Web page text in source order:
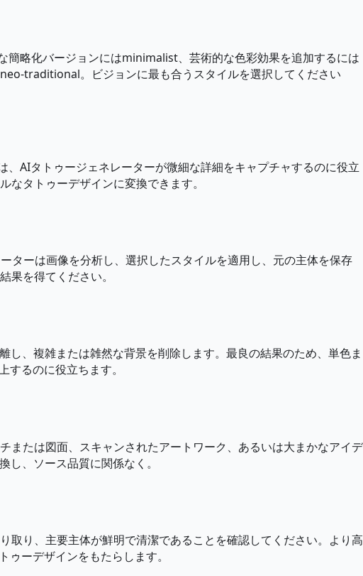
略化バージョンにはminimalist、芸術的な色彩効果を追加するには
traditional。ビジョンに最も合うスタイルを選択してください
AIタトゥージェネレーターが微細な詳細をキャプチャするのに役立
タトゥーデザインに変換できます。
ーは画像を分析し、選択したスタイルを適用し、元の主体を保存
果を得てください。
、複雑または雑然な背景を削除します。最良の結果のため、単色ま
るのに役立ちます。
または図面、スキャンされたアートワーク、あるいは大まかなアイデ
、ソース品質に関係なく。
り、主要主体が鮮明で清潔であることを確認してください。より高
ーデザインをもたらします。